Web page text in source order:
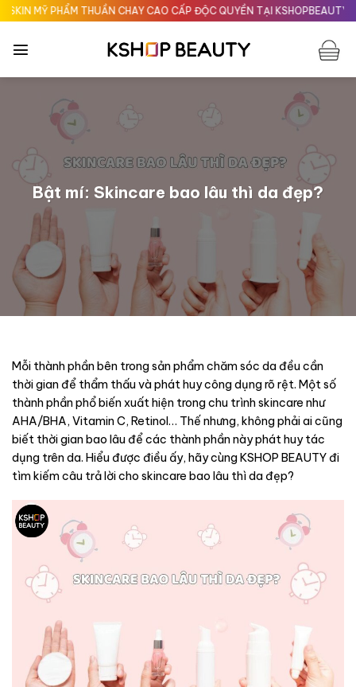
Chuyển
đến
nội
THUẦN CHAY CAO CẤP ĐỘC QUYỀN TẠI KSHOPBEAUTY.VN
Bật mí: Skincare bao lâu thì da đẹp?
Mỗi thành phần bên trong sản phẩm chăm sóc da đều cần
thời gian để thẩm thấu và phát huy công dụng rõ rệt. Một số
thành phần phổ biến xuất hiện trong chu trình skincare như
AHA/BHA, Vitamin C, Retinol… Thế nhưng, không phải ai cũng
biết thời gian bao lâu để các thành phần này phát huy tác
dụng trên da. Hiểu được điều ấy, hãy cùng KSHOP BEAUTY đi
tìm kiếm câu trả lời cho skincare bao lâu thì da đẹp?